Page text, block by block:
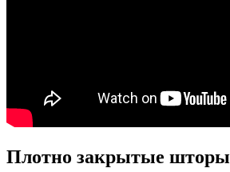
Плотно закрытые шторы